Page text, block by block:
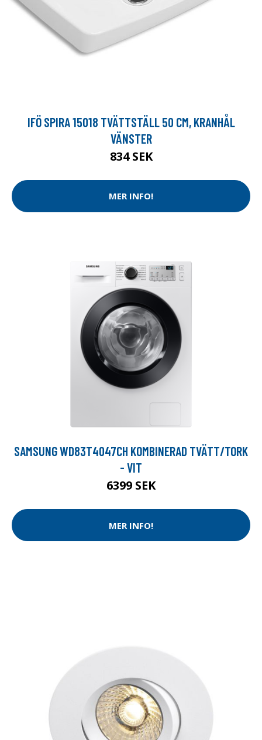
IFÖ SPIRA 15018 TVÄTTSTÄLL 50 CM, KRANHÅL
VÄNSTER
834 SEK
MER INFO!
SAMSUNG WD83T4047CH KOMBINERAD TVÄTT/TORK
- VIT
6399 SEK
MER INFO!